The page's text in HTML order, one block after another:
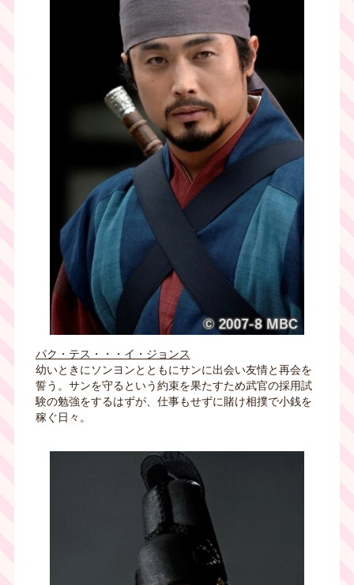
パク・テス・・・イ・ジョンス
幼いときにソンヨンとともにサンに出会い友情と再会を
誓う。サンを守るという約束を果たすため武官の採用試
験の勉強をするはずが、仕事もせずに賭け相撲で小銭を
稼ぐ日々。